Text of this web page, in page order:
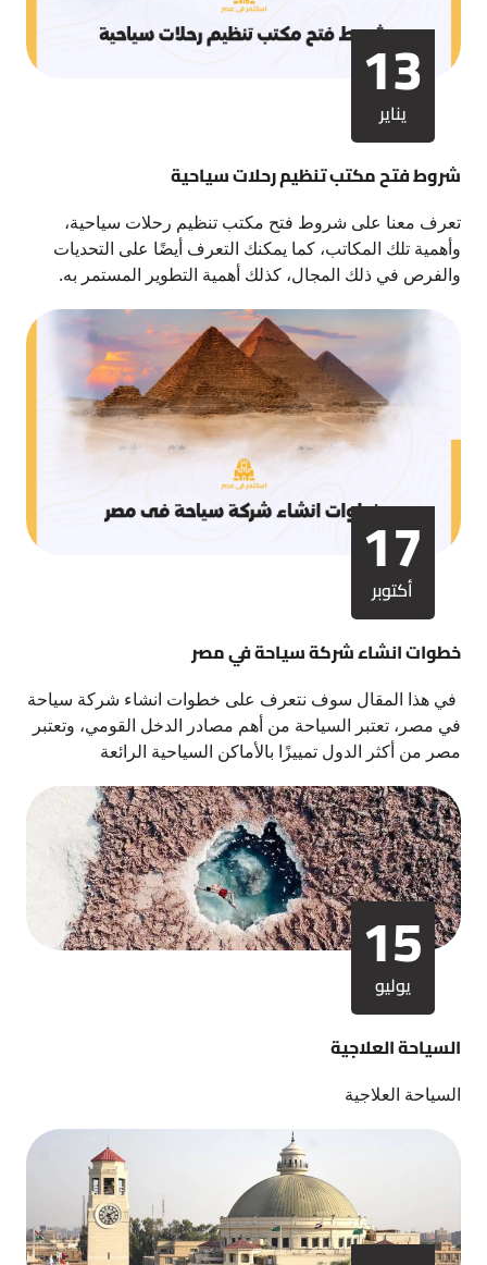
13
يناير
شروط فتح مكتب تنظيم رحلات سياحية
تعرف معنا على شروط فتح مكتب تنظيم رحلات سياحية،
وأهمية تلك المكاتب، كما يمكنك التعرف أيضًا على التحديات
والفرص في ذلك المجال، كذلك أهمية التطوير المستمر به.
17
أكتوبر
خطوات انشاء شركة سياحة في مصر
في هذا المقال سوف نتعرف على خطوات انشاء شركة سياحة
في مصر، تعتبر السياحة من أهم مصادر الدخل القومي، وتعتبر
مصر من أكثر الدول تمييزًا بالأماكن السياحية الرائعة
15
يوليو
السياحة العلاجية
السياحة العلاجية